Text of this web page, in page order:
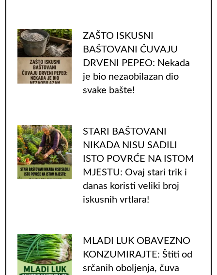
ZAŠTO ISKUSNI
BAŠTOVANI ČUVAJU
DRVENI PEPEO: Nekada
je bio nezaobilazan dio
svake bašte!
STARI BAŠTOVANI
NIKADA NISU SADILI
ISTO POVRĆE NA ISTOM
MJESTU: Ovaj stari trik i
danas koristi veliki broj
iskusnih vrtlara!
MLADI LUK OBAVEZNO
KONZUMIRAJTE: Štiti od
srčanih oboljenja, čuva